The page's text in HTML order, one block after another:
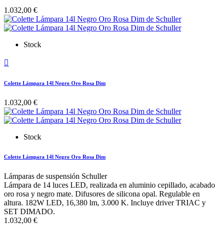
1.032,00 €
Stock

Colette Lámpara 14l Negro Oro Rosa Dim
1.032,00 €
Stock
Colette Lámpara 14l Negro Oro Rosa Dim
Lámparas de suspensión Schuller
Lámpara de 14 luces LED, realizada en aluminio cepillado, acabado
oro rosa y negro mate. Difusores de silicona opal. Regulable en
altura. 182W LED, 16,380 lm, 3.000 K. Incluye driver TRIAC y
SET DIMADO.
1.032,00 €